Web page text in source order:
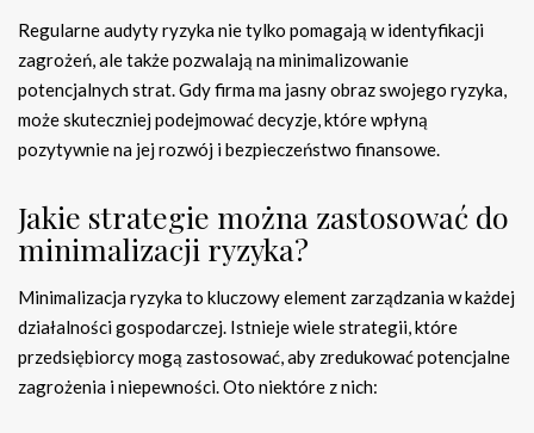
Regularne audyty ryzyka nie tylko pomagają w identyfikacji
zagrożeń, ale także pozwalają na minimalizowanie
potencjalnych strat. Gdy firma ma jasny obraz swojego ryzyka,
może skuteczniej podejmować decyzje, które wpłyną
pozytywnie na jej rozwój i bezpieczeństwo finansowe.
Jakie strategie można zastosować do
minimalizacji ryzyka?
Minimalizacja ryzyka to kluczowy element zarządzania w każdej
działalności gospodarczej. Istnieje wiele strategii, które
przedsiębiorcy mogą zastosować, aby zredukować potencjalne
zagrożenia i niepewności. Oto niektóre z nich: